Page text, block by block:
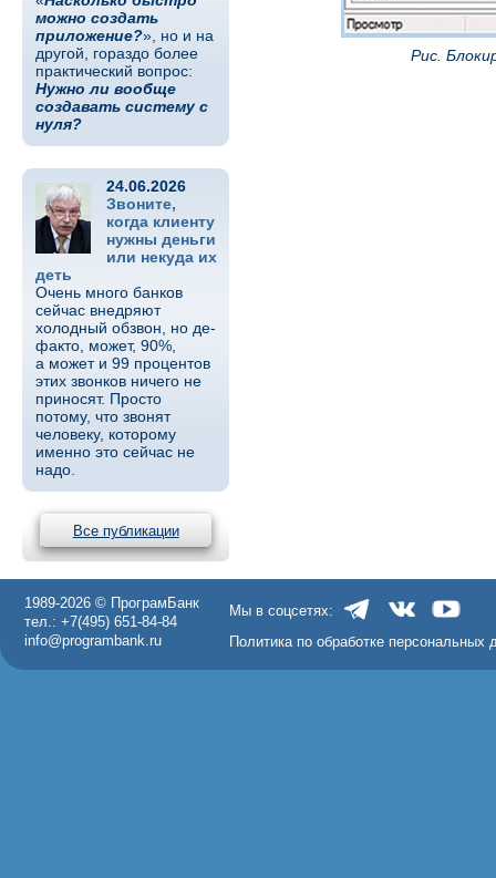
можно создать
приложение?», но и на
другой, гораздо более
практический вопрос:
Нужно ли вообще
создавать систему с
нуля?
24.06.2026
Звоните,
когда клиенту
нужны деньги
или некуда их
деть
Очень много банков
сейчас внедряют
холодный обзвон, но де-
факто, может, 90%,
а может и 99 процентов
этих звонков ничего не
приносят. Просто
потому, что звонят
человеку, которому
именно это сейчас не
надо.
Все публикации
Рис.
1989-2026 © ПрограмБанк
тел.: +7(495) 651-84-84
info@programbank.ru
Мы в соцсетях:
Политика по обработке персональных